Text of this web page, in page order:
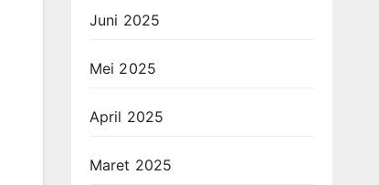
Juni 2025
Mei 2025
April 2025
Maret 2025